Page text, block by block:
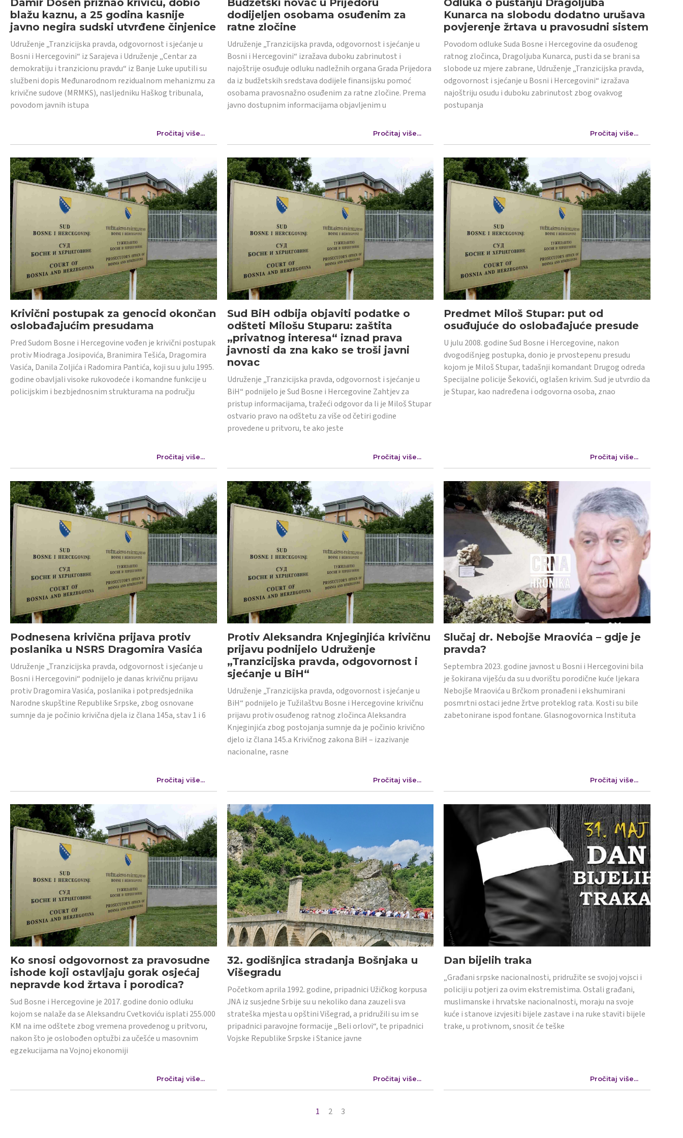
blažu kaznu, a 25 godina kasnije
javno negira sudski utvrđene činjenice
Udruženje „Tranzicijska pravda, odgovornost i sjećanje u
Bosni i Hercegovini“ iz Sarajeva i Udruženje „Centar za
demokratiju i tranzicionu pravdu“ iz Banje Luke uputili su
službeni dopis Međunarodnom rezidualnom mehanizmu za
krivične sudove (MRMKS), nasljedniku Haškog tribunala,
povodom javnih istupa
Pročitaj više...
dodijeljen osobama osuđenim za
ratne zločine
Udruženje „Tranzicijska pravda, odgovornost i sjećanje u
Bosni i Hercegovini“ izražava duboku zabrinutost i
najoštrije osuđuje odluku nadležnih organa Grada Prijedora
da iz budžetskih sredstava dodijele finansijsku pomoć
osobama pravosnažno osuđenim za ratne zločine. Prema
javno dostupnim informacijama objavljenim u
Pročitaj više...
Kunarca na slobodu dodatno urušava
povjerenje žrtava u pravosudni sistem
Povodom odluke Suda Bosne i Hercegovine da osuđenog
ratnog zločinca, Dragoljuba Kunarca, pusti da se brani sa
slobode uz mjere zabrane, Udruženje „Tranzicijska pravda,
odgovornost i sjećanje u Bosni i Hercegovini“ izražava
najoštriju osudu i duboku zabrinutost zbog ovakvog
postupanja
Pročitaj više...
Krivični postupak za genocid okončan
oslobađajućim presudama
Pred Sudom Bosne i Hercegovine vođen je krivični postupak
protiv Miodraga Josipovića, Branimira Tešića, Dragomira
Vasića, Danila Zoljića i Radomira Pantića, koji su u julu 1995.
godine obavljali visoke rukovodeće i komandne funkcije u
policijskim i bezbjednosnim strukturama na području
Pročitaj više...
Sud BiH odbija objaviti podatke o
odšteti Milošu Stuparu: zaštita
„privatnog interesa“ iznad prava
javnosti da zna kako se troši javni
novac
Udruženje „Tranzicijska pravda, odgovornost i sjećanje u
BiH“ podnijelo je Sud Bosne i Hercegovine Zahtjev za
pristup informacijama, tražeći odgovor da li je Miloš Stupar
ostvario pravo na odštetu za više od četiri godine
provedene u pritvoru, te ako jeste
Pročitaj više...
Predmet Miloš Stupar: put od
osuđujuće do oslobađajuće presude
U julu 2008. godine Sud Bosne i Hercegovine, nakon
dvogodišnjeg postupka, donio je prvostepenu presudu
kojom je Miloš Stupar, tadašnji komandant Drugog odreda
Specijalne policije Šekovići, oglašen krivim. Sud je utvrdio da
je Stupar, kao nadređena i odgovorna osoba, znao
Pročitaj više...
Podnesena krivična prijava protiv
poslanika u NSRS Dragomira Vasića
Udruženje „Tranzicijska pravda, odgovornost i sjećanje u
Bosni i Hercegovini“ podnijelo je danas krivičnu prijavu
protiv Dragomira Vasića, poslanika i potpredsjednika
Narodne skupštine Republike Srpske, zbog osnovane
sumnje da je počinio krivična djela iz člana 145a, stav 1 i 6
Pročitaj više...
Protiv Aleksandra Knjeginjića krivičnu
prijavu podnijelo Udruženje
„Tranzicijska pravda, odgovornost i
sjećanje u BiH“
Udruženje „Tranzicijska pravda, odgovornost i sjećanje u
BiH“ podnijelo je Tužilaštvu Bosne i Hercegovine krivičnu
prijavu protiv osuđenog ratnog zločinca Aleksandra
Knjeginjića zbog postojanja sumnje da je počinio krivično
djelo iz člana 145.a Krivičnog zakona BiH – izazivanje
nacionalne, rasne
Pročitaj više...
Slučaj dr. Nebojše Mraovića – gdje je
pravda?
Septembra 2023. godine javnost u Bosni i Hercegovini bila
je šokirana viješću da su u dvorištu porodične kuće ljekara
Nebojše Mraovića u Brčkom pronađeni i ekshumirani
posmrtni ostaci jedne žrtve proteklog rata. Kosti su bile
zabetonirane ispod fontane. Glasnogovornica Instituta
Pročitaj više...
Ko snosi odgovornost za pravosudne
ishode koji ostavljaju gorak osjećaj
nepravde kod žrtava i porodica?
Sud Bosne i Hercegovine je 2017. godine donio odluku
kojom se nalaže da se Aleksandru Cvetkoviću isplati 255.000
KM na ime odštete zbog vremena provedenog u pritvoru,
nakon što je oslobođen optužbi za učešće u masovnim
egzekucijama na Vojnoj ekonomiji
Pročitaj više...
32. godišnjica stradanja Bošnjaka u
Višegradu
Početkom aprila 1992. godine, pripadnici Užičkog korpusa
JNA iz susjedne Srbije su u nekoliko dana zauzeli sva
strateška mjesta u opštini Višegrad, a pridružili su im se
pripadnici paravojne formacije „Beli orlovi“, te pripadnici
Vojske Republike Srpske i Stanice javne
Pročitaj više...
Dan bijelih traka
„Građani srpske nacionalnosti, pridružite se svojoj vojsci i
policiji u potjeri za ovim ekstremistima. Ostali građani,
muslimanske i hrvatske nacionalnosti, moraju na svoje
kuće i stanove izvjesiti bijele zastave i na ruke staviti bijele
trake, u protivnom, snosit će teške
Pročitaj više...
1 2 3